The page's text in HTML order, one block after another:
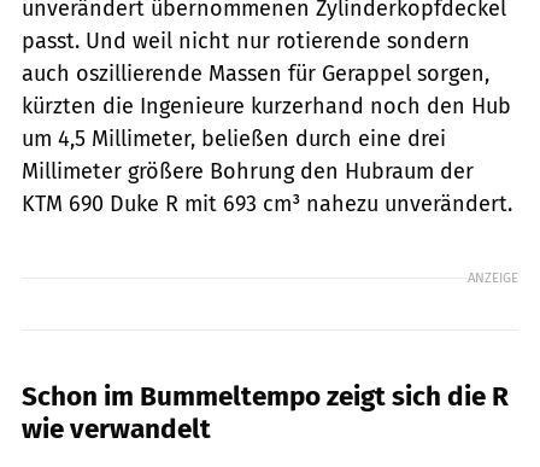
unverändert übernommenen Zylinderkopfdeckel
passt. Und weil nicht nur rotierende sondern
auch oszillierende Massen für Gerappel sorgen,
kürzten die Ingenieure kurzerhand noch den Hub
um 4,5 Millimeter, beließen durch eine drei
Millimeter größere Bohrung den Hubraum der
KTM 690 Duke R mit 693 cm³ nahezu unverändert.
ANZEIGE
Schon im Bummeltempo zeigt sich die R
wie verwandelt